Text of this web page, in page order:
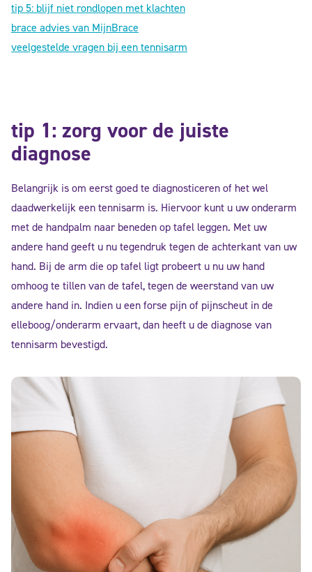
tip 5: blijf niet rondlopen met klachten
brace advies van MijnBrace
veelgestelde vragen bij een tennisarm
tip 1: zorg voor de juiste
diagnose
Belangrijk is om eerst goed te diagnosticeren of het wel
daadwerkelijk een tennisarm is. Hiervoor kunt u uw onderarm
met de handpalm naar beneden op tafel leggen. Met uw
andere hand geeft u nu tegendruk tegen de achterkant van uw
hand. Bij de arm die op tafel ligt probeert u nu uw hand
omhoog te tillen van de tafel, tegen de weerstand van uw
andere hand in. Indien u een forse pijn of pijnscheut in de
elleboog/onderarm ervaart, dan heeft u de diagnose van
tennisarm bevestigd.